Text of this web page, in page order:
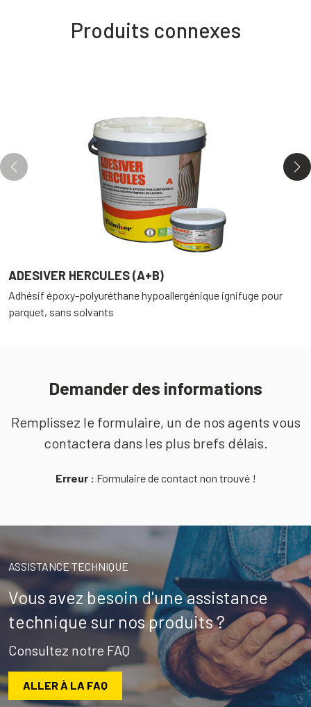
Produits connexes
ADESIVER HERCULES (A+B)
Adhésif époxy-polyuréthane hypoallergénique ignifuge pour
parquet, sans solvants
Demander des informations
Remplissez le formulaire, un de nos agents vous
contactera dans les plus brefs délais.
Erreur : Formulaire de contact non trouvé !
ASSISTANCE TECHNIQUE
Vous avez besoin d'une assistance
technique sur nos produits ?
Consultez notre FAQ
ALLER À LA FAQ